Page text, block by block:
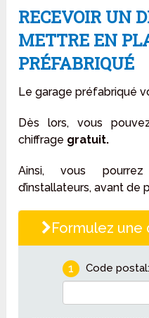
RECEVOIR UN
METTRE EN
PRÉFABRIQUÉ
Le garage préfabriqué
Dès lors, vous
chiffrage gratuit.
Ainsi, vous
d’installateurs, avant de
Formulez une
1 Code postal: